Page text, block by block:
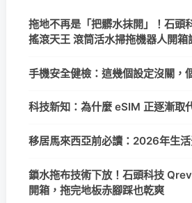
拖地不再是「把髒水抹開」！石
搖滾天王 滾筒活水掃拖機器人開箱
手機安全健檢：這幾個設定沒關，
科技新知：為什麼 eSIM 正逐漸取
移居馬來西亞前必讀：2026年生
鎖水拖布技術下放！石頭科技
開箱，拖完地板赤腳踩也乾爽